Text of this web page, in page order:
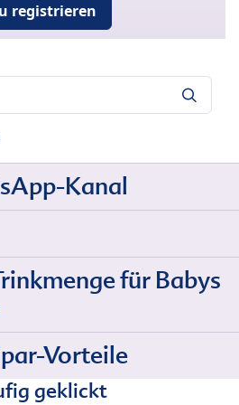
registrieren
Kanal
für Babys
Vorteile
geklickt